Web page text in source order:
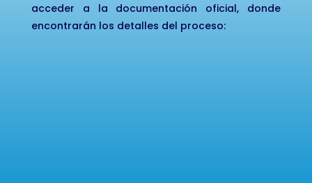
acceder a la documentación oficial, donde
encontrarán los detalles del proceso: